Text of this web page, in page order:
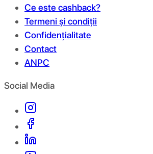
Ce este cashback?
Termeni și condiții
Confidențialitate
Contact
ANPC
Social Media